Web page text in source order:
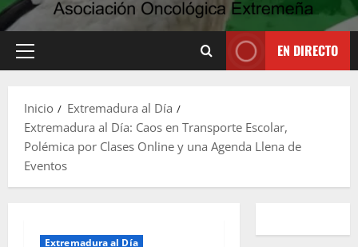
Menú
EN DIRECTO
Inicio
Extremadura al Día
Extremadura al Día: Caos en Transporte Escolar,
Polémica por Clases Online y una Agenda Llena de
Eventos
Extremadura al Día